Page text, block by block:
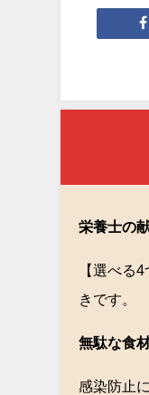
栄養士の
【選べる
きです。
無駄な食
感染防止